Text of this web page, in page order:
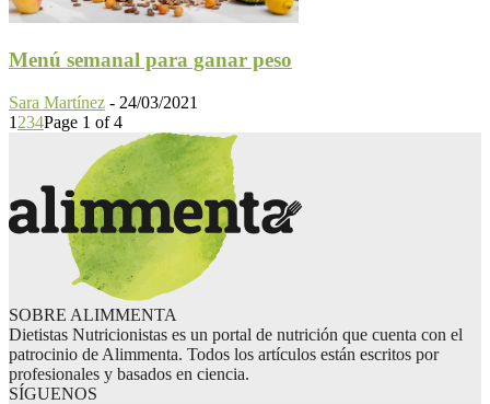
Menú semanal para ganar peso
Sara Martínez - 24/03/2021
1 234Page 1 of 4
SOBRE ALIMMENTA
Dietistas Nutricionistas es un portal de nutrición que cuenta con el
patrocinio de Alimmenta. Todos los artículos están escritos por
profesionales y basados en ciencia.
SÍGUENOS